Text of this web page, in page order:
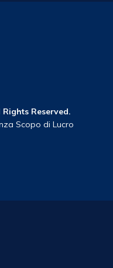
Rights Reserved.
Scopo di Lucro